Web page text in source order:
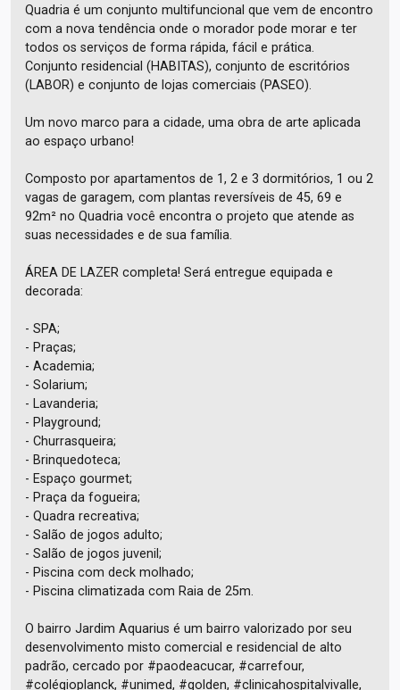
Quadria é um conjunto multifuncional que vem de encontro
com a nova tendência onde o morador pode morar e ter
todos os serviços de forma rápida, fácil e prática.
Conjunto residencial (HABITAS), conjunto de escritórios
(LABOR) e conjunto de lojas comerciais (PASEO).
Um novo marco para a cidade, uma obra de arte aplicada
ao espaço urbano!
Composto por apartamentos de 1, 2 e 3 dormitórios, 1 ou 2
vagas de garagem, com plantas reversíveis de 45, 69 e
92m² no Quadria você encontra o projeto que atende as
suas necessidades e de sua família.
ÁREA DE LAZER completa! Será entregue equipada e
decorada:
- SPA;
- Praças;
- Academia;
- Solarium;
- Lavanderia;
- Playground;
- Churrasqueira;
- Brinquedoteca;
- Espaço gourmet;
- Praça da fogueira;
- Quadra recreativa;
- Salão de jogos adulto;
- Salão de jogos juvenil;
- Piscina com deck molhado;
- Piscina climatizada com Raia de 25m.
O bairro Jardim Aquarius é um bairro valorizado por seu
desenvolvimento misto comercial e residencial de alto
padrão, cercado por #paodeacucar, #carrefour,
#colégioplanck, #unimed, #golden, #clinicahospitalvivalle,